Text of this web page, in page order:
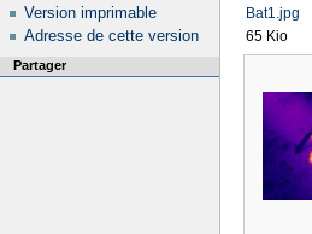
Bat1.jpg
65 Kio
Version imprimable
Adresse de cette version
Partager